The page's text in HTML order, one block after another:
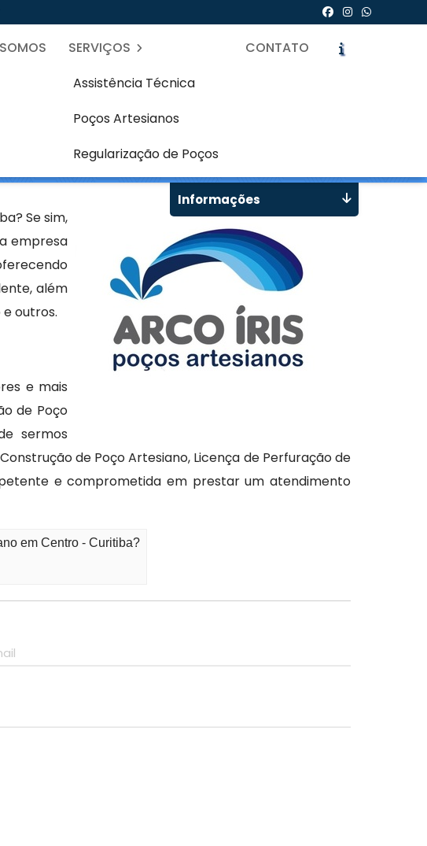
SERVIÇOS
Assistência Técnica
Poços Artesianos
Regularização de Poços
CONTATO
em Centro - Curitiba
Se sim,
empresa
além
outros.
e mais
de Poço
sermos
de Poço Artesiano, Licença de Perfuração de
e comprometida em prestar um atendimento
em Centro - Curitiba?
Informações